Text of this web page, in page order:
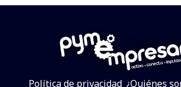
Política de privacidad ¿Quiénes